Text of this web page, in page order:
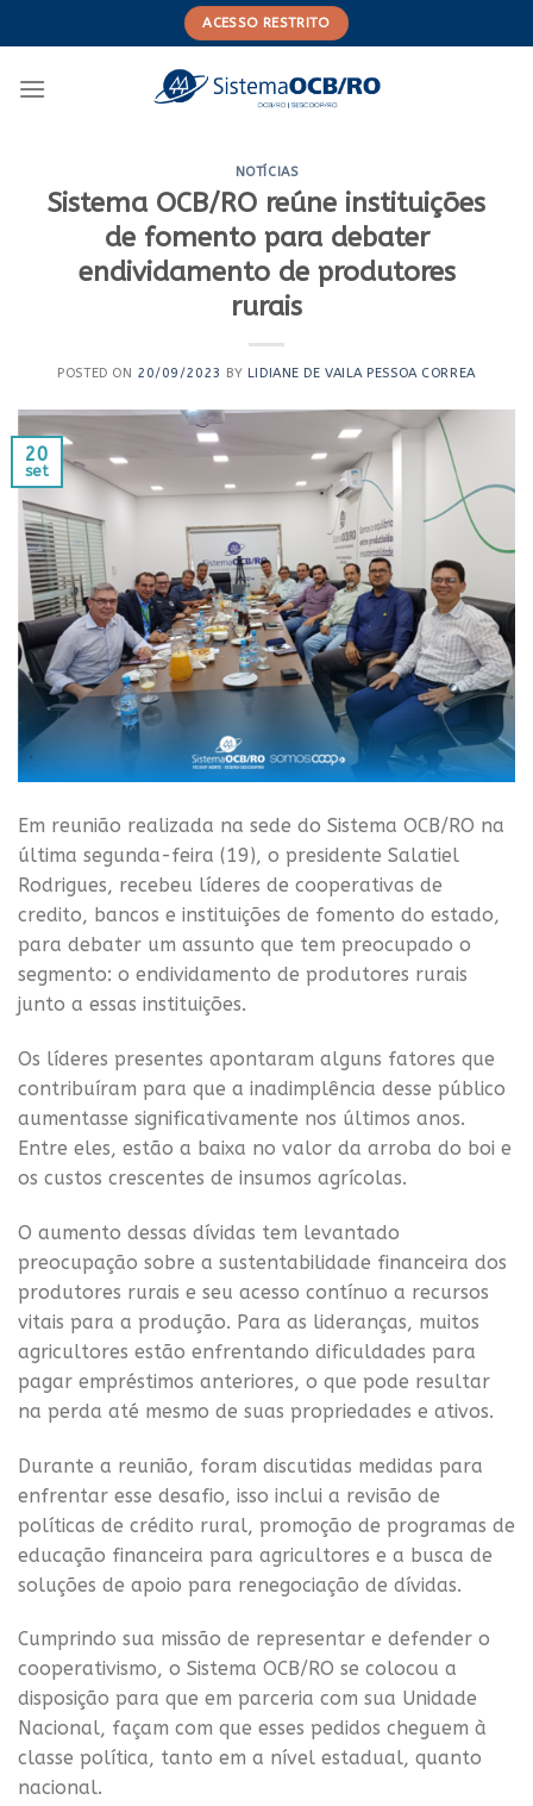
to
ACESSO RESTRITO
NOTÍCIAS
Sistema OCB/RO reúne instituições
de fomento para debater
endividamento de produtores
rurais
POSTED ON 20/09/2023 BY LIDIANE DE VAILA PESSOA CORREA
20
set
Em reunião realizada na sede do Sistema OCB/RO na
última segunda-feira (19), o presidente Salatiel
Rodrigues, recebeu líderes de cooperativas de
credito, bancos e instituições de fomento do estado,
para debater um assunto que tem preocupado o
segmento: o endividamento de produtores rurais
junto a essas instituições.
Os líderes presentes apontaram alguns fatores que
contribuíram para que a inadimplência desse público
aumentasse significativamente nos últimos anos.
Entre eles, estão a baixa no valor da arroba do boi e
os custos crescentes de insumos agrícolas.
O aumento dessas dívidas tem levantado
preocupação sobre a sustentabilidade financeira dos
produtores rurais e seu acesso contínuo a recursos
vitais para a produção. Para as lideranças, muitos
agricultores estão enfrentando dificuldades para
pagar empréstimos anteriores, o que pode resultar
na perda até mesmo de suas propriedades e ativos.
Durante a reunião, foram discutidas medidas para
enfrentar esse desafio, isso inclui a revisão de
políticas de crédito rural, promoção de programas de
educação financeira para agricultores e a busca de
soluções de apoio para renegociação de dívidas.
Cumprindo sua missão de representar e defender o
cooperativismo, o Sistema OCB/RO se colocou a
disposição para que em parceria com sua Unidade
Nacional, façam com que esses pedidos cheguem à
classe política, tanto em a nível estadual, quanto
nacional.